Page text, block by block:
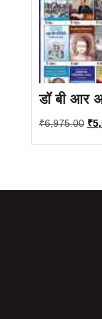
डॉ बी आर
₹6,975.00 ₹